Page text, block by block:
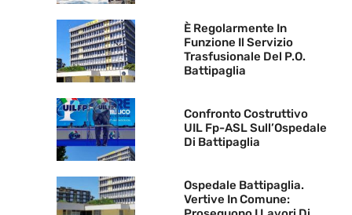
È Regolarmente In
Funzione Il Servizio
Trasfusionale Del P.O.
Battipaglia
Confronto Costruttivo
UIL Fp-ASL Sull’Ospedale
Di Battipaglia
Ospedale Battipaglia.
Vertive In Comune: